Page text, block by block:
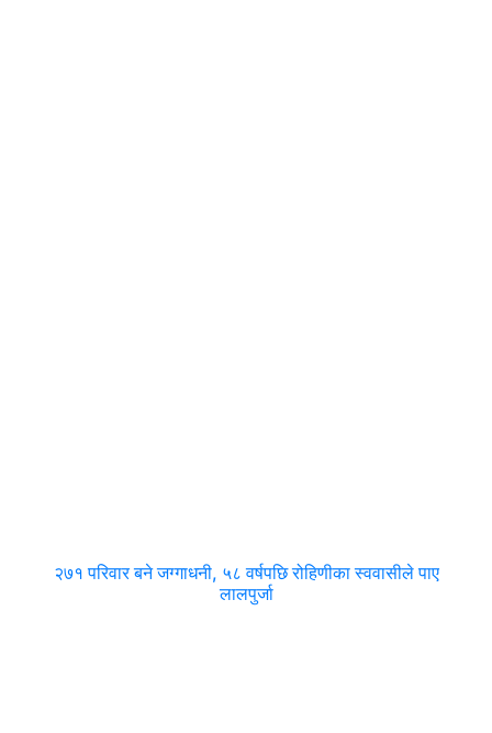
२७१ परिवार बने जग्गाधनी, ५८ वर्षपछि रोहिणीका स्ववासीले पाए
लालपुर्जा